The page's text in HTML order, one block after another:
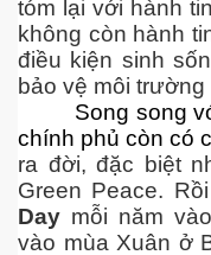
tóm lại với hành
không còn hành
điều kiện sinh
bảo vệ môi
Song song
chính phủ còn có c
ra đời, đặc biệt
Green Peace.
Day mỗi năm
vào mùa Xuân ở